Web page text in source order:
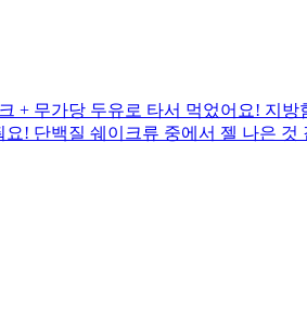
+ 무가당 두유로 타서 먹었어요! 지
! 단백질 쉐이크류 중에서 젤 나은 것